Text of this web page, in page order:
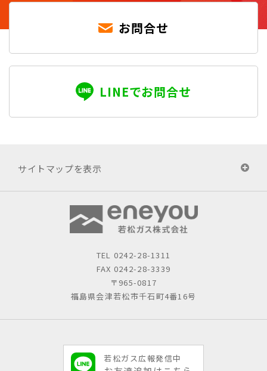
お問合せ
LINEでお問合せ
サイトマップを表示
TEL 0242-28-1311
FAX 0242-28-3339
〒965-0817
福島県会津若松市千石町4番16号
若松ガス広報発信中